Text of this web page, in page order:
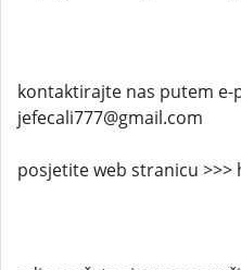
kontaktirajte nas putem e-
jefecali777@gmail.com
posjetite web stranicu